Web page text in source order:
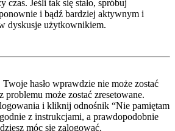
czas. Jeśli tak się stało, spróbuj
i bądź bardziej aktywnym i
dyskusje użytkownikiem.
hasło wprawdzie nie może zostać
problemu może zostać zresetowane.
i kliknij odnośnik “Nie pamiętam
z instrukcjami, a prawdopodobnie
móc się zalogować.